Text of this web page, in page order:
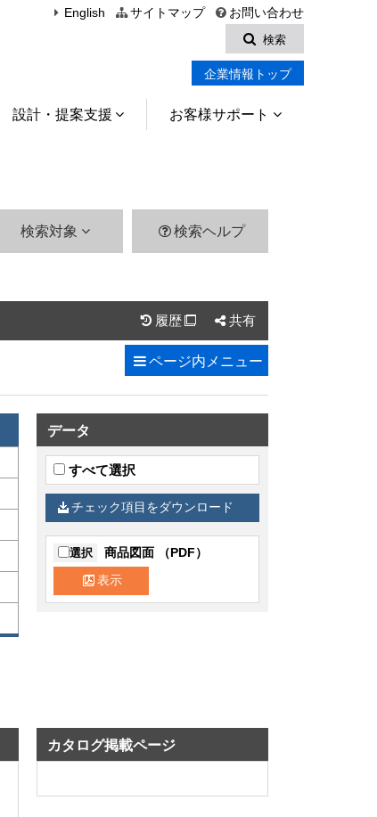
English サイトマップ
お問い合わせ
検索
企業情報トップ
設計・提案支援 お客様サポート
検索対象 検索ヘルプ
履歴  共有
ページ内 メニュー
データ
すべて選択
チェック項目をダウンロード
選択 商品図面 （PDF）
表示
カタログ掲載ページ